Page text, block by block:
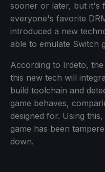
sooner or later, but it's
everyone's favorite
introduced a new
able to emulate Switch
According to Irdeto,
this new tech will
build toolchain and
game behaves,
designed for. Using
game has been
down.